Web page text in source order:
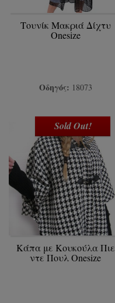
Τουνίκ Μακριά Δίχτυ
Onesize
Οδηγός: 18073
Sold Out!
Κάπα με Κουκούλα Πιε
ντε Πουλ Onesize